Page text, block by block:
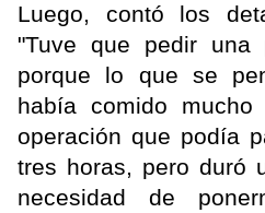
Luego, contó los
"Tuve que pedir una
porque lo que se
había comido
operación que podía
tres horas, pero duró
necesidad de